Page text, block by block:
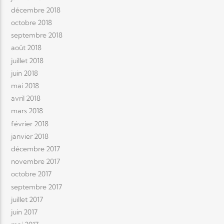
décembre 2018
octobre 2018
septembre 2018
août 2018
juillet 2018
juin 2018
mai 2018
avril 2018
mars 2018
février 2018
janvier 2018
décembre 2017
novembre 2017
octobre 2017
septembre 2017
juillet 2017
juin 2017